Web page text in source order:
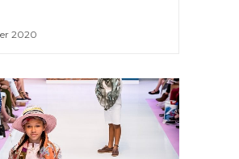
2020